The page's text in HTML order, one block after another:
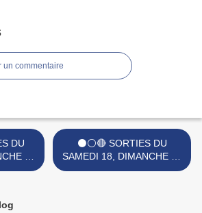
un commentaire
5
2025.
⚫⚪🔴 SORTIES DU
SAMEDI 18, DIMANCHE 19
ET LUNDI 20 JANVIER